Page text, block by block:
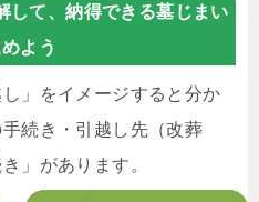
して、納得できる墓じまい
よう
」をイメージすると分か
続き・引越し先（改葬
」があります。